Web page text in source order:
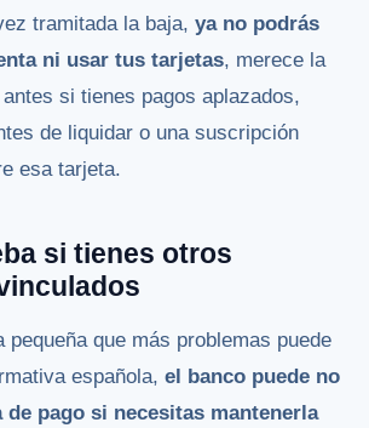
tramitada la baja, ya no podrás
ni usar tus tarjetas, merece la
si tienes pagos aplazados,
de liquidar o una suscripción
esa tarjeta.
si tienes otros
pequeña que más problemas puede
española, el banco puede no
pago si necesitas mantenerla